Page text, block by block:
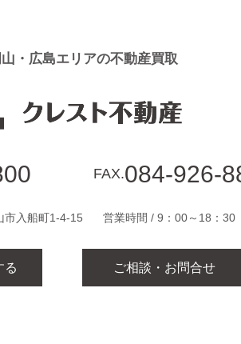
・広島エリアの不動産買取
FAX.084-926-
市入船町1-4-15 営業時間 / 9：00～18：30
る ご相談・お問合せ